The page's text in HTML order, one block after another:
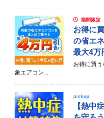
期間限定
お得に
の省エ
最大4万
お得に買
象エアコン...
pickup
【熱中